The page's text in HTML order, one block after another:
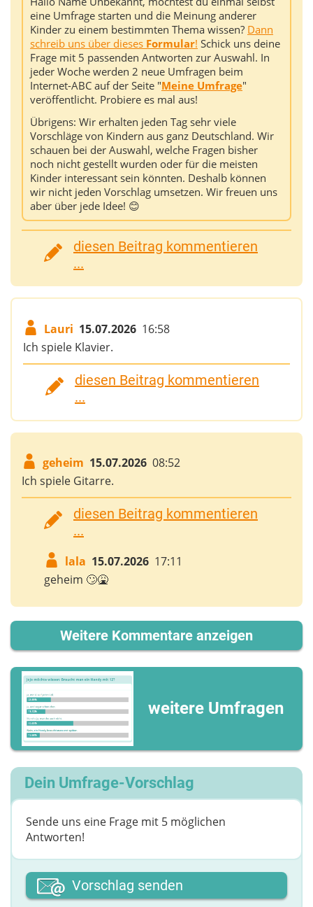
eine Umfrage starten und die Meinung anderer
Kinder zu einem bestimmten Thema wissen? Dann
schreib uns über dieses Formular! Schick uns deine
Frage mit 5 passenden Antworten zur Auswahl. In
jeder Woche werden 2 neue Umfragen beim
Internet-ABC auf der Seite "Meine Umfrage"
veröffentlicht. Probiere es mal aus!
Übrigens: Wir erhalten jeden Tag sehr viele
Vorschläge von Kindern aus ganz Deutschland. Wir
schauen bei der Auswahl, welche Fragen bisher
noch nicht gestellt wurden oder für die meisten
Kinder interessant sein könnten. Deshalb können
wir nicht jeden Vorschlag umsetzen. Wir freuen uns
aber über jede Idee! 😊
diesen Beitrag kommentieren
...
Lauri 15.07.2026 16:58
Ich spiele Klavier.
diesen Beitrag kommentieren
...
geheim 15.07.2026 08:52
Ich spiele Gitarre.
diesen Beitrag kommentieren
...
lala 15.07.2026 17:11
geheim 🙄🤮
Weitere Kommentare anzeigen
weitere Umfragen
Dein Umfrage-Vorschlag
Sende uns eine Frage mit 5 möglichen
Antworten!
Dein Vor- oder Spitzname
Vorschlag senden